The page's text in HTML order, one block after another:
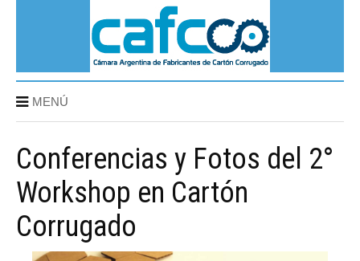
MENÚ
Conferencias y Fotos del 2°
Workshop en Cartón
Corrugado